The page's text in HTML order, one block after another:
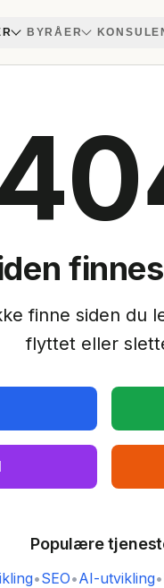
BYRÅER
finne siden du
flyttet eller
Populære
•SEO•AI-utvikling•